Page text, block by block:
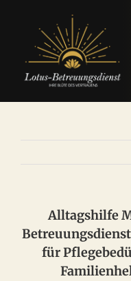
springen
Alltagshilfe
für